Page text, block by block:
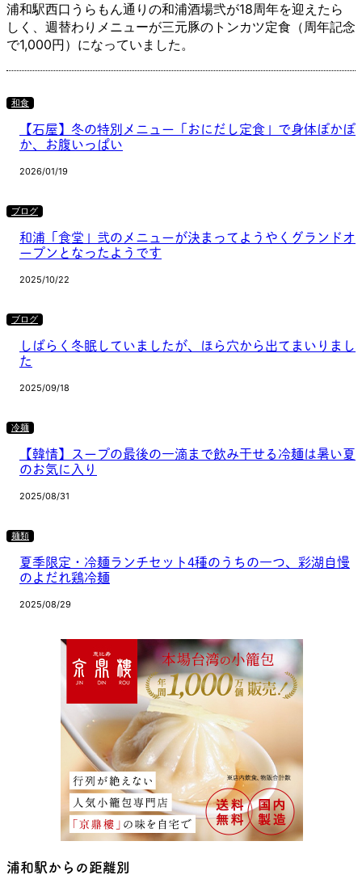
浦和駅西口うらもん通りの和浦酒場弐が18周年を迎えたら
しく、週替わりメニューが三元豚のトンカツ定食（周年記念
で1,000円）になっていました。
和食
【石屋】冬の特別メニュー「おにだし定食」で身体ぽかぽ
か、お腹いっぱい
2026/01/19
ブログ
和浦「食堂」弐のメニューが決まってようやくグランドオ
ープンとなったようです
2025/10/22
ブログ
しばらく冬眠していましたが、ほら穴から出てまいりまし
た
2025/09/18
冷麺
【韓情】スープの最後の一滴まで飲み干せる冷麺は暑い夏
のお気に入り
2025/08/31
麺類
夏季限定・冷麺ランチセット4種のうちの一つ、彩湖自慢
のよだれ鶏冷麺
2025/08/29
浦和駅からの距離別